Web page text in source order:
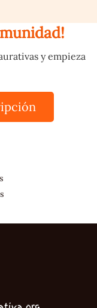
y empieza